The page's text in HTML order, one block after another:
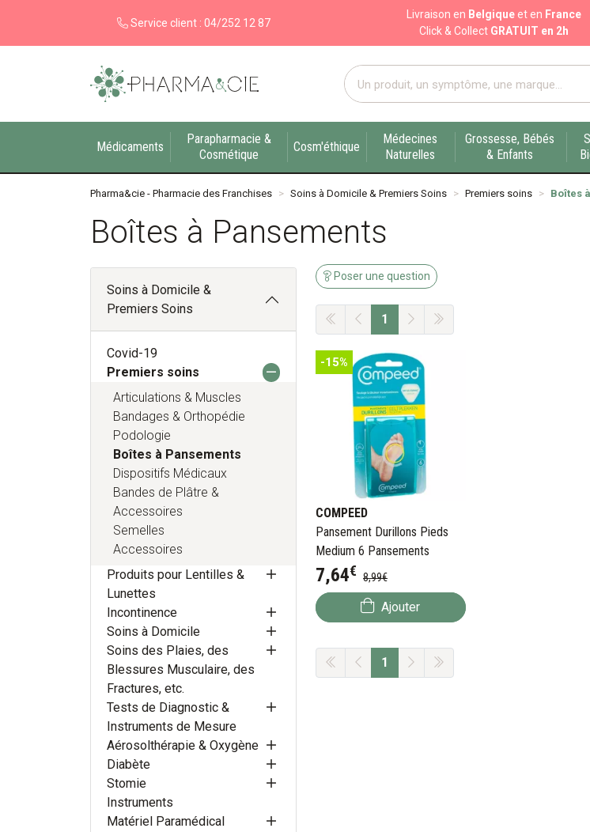
Service client : 04/252 12 87
Livraison en Belgique et en France
Click & Collect GRATUIT en 2h
Pharma&cie - Pharmacie des Franchises Votre export pharmacie en ligne à votre service
Médicaments
Parapharmacie &
Cosmétique
Cosm'éthique
Médecines
Naturelles
Grossesse, Bébés
& Enfants
Pharma&cie - Pharmacie des Franchises Soins à Domicile & Premiers Soins Premiers soins Boîtes
Boîtes à Pansements
Poser une question
1
-15%
COMPEED
Pansement Durillons Pieds
Medium 6 Pansements
7,64€ 8,99€
Ajouter
1
Soins à Domicile &
Premiers Soins
Covid-19
Premiers soins
Articulations & Muscles
Bandages & Orthopédie
Podologie
Boîtes à Pansements
Dispositifs Médicaux
Bandes de Plâtre &
Accessoires
Semelles
Accessoires
Produits pour Lentilles &
Lunettes
Incontinence
Soins à Domicile
Soins des Plaies, des
Blessures Musculaire, des
Fractures, etc.
Tests de Diagnostic &
Instruments de Mesure
Aérosolthérapie & Oxygène
Diabète
Stomie
Instruments
Matériel Paramédical